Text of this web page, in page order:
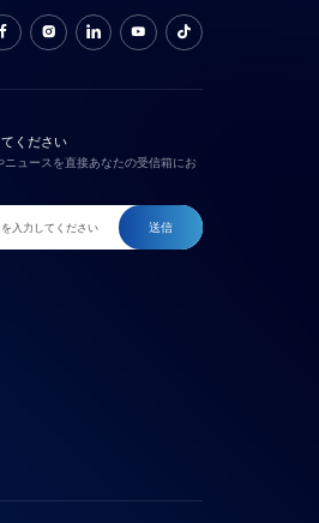
ください
ニュースを直接あなたの受信箱にお
送信